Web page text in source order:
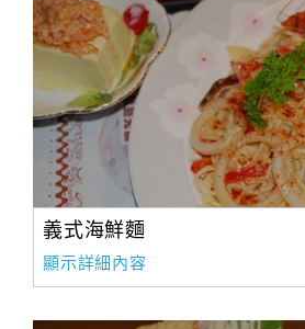
義式海鮮麵
顯示詳細內容